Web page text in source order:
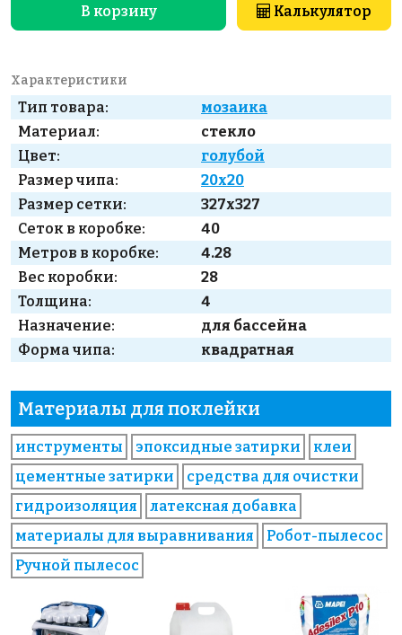
В корзину Калькулятор
Характеристики
Тип товара:
мозаика
Материал:
стекло
Цвет:
голубой
Размер чипа:
20x20
Размер сетки:
327x327
Сеток в коробке:
40
Метров в коробке:
4.28
Вес коробки:
28
Толщина:
4
Назначение:
для бассейна
Форма чипа:
квадратная
Материалы для поклейки
инструменты эпоксидные затирки
клеи
цементные затирки
средства для очистки
гидроизоляция
латексная добавка
материалы для выравнивания
Робот-пылесос
Ручной пылесос